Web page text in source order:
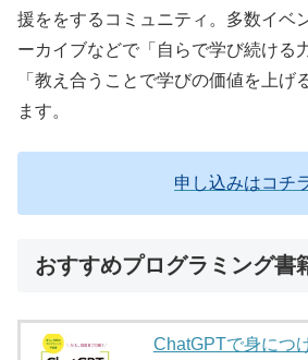
援ををするコミュニティ。多数イベ
ーカイブなどで「自らで学び続ける
「教え合うことで学びの価値を上げ
ます。
申し込みはコチ
おすすめプログラミング書
ChatGPTで身につ